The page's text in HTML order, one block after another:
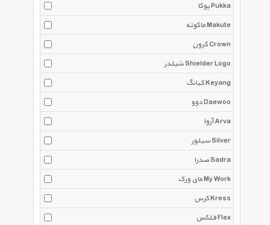
پوکا Pukka
ماکوته Makute
کرون Crown
شیلدر Shielder Logo
کیانگ Keyang
دوو Daewoo
آروا Arva
سیلور Silver
صدرا Sadra
مای ورک My Work
کرس Kress
فلکس Flex